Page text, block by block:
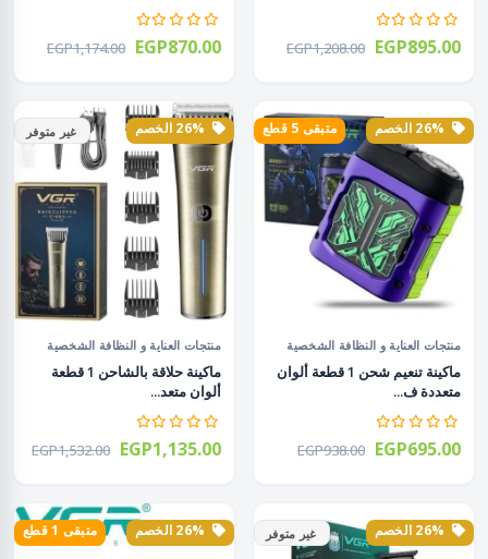
EGP1,208.00 EGP895.00
EGP1,174.00 EGP870.00
متبقى 5 قطع
منتجات العناية و النظافة الشخصية
ماكينة تنعيم شحن 1 قطعة ألوان
متعددة ف...
EGP938.00 EGP695.00
غير متوفر
منتجات العناية و النظافة الشخصية
ماكينة حلاقة بالشاحن 1 قطعة
ألوان متعد...
EGP1,532.00 EGP1,135.00
غير متوفر متبقى 1 قطع